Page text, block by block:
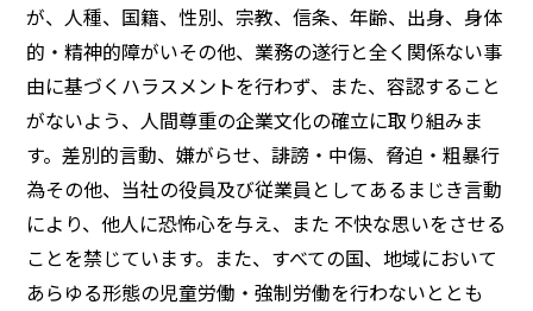
が、人種、国籍、性別、宗教、信条、年齢、出身、身体
的・精神的障がいその他、業務の遂行と全く関係ない事
由に基づくハラスメントを行わず、また、容認すること
がないよう、人間尊重の企業文化の確立に取り組みま
す。差別的言動、嫌がらせ、誹謗・中傷、脅迫・粗暴行
為その他、当社の役員及び従業員としてあるまじき言動
により、他人に恐怖心を与え、また 不快な思いをさせる
ことを禁じています。また、すべての国、地域において
あらゆる形態の児童労働・強制労働を行わないととも